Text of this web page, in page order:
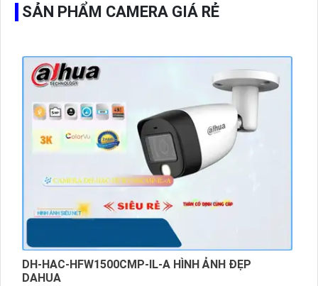
SẢN PHẨM CAMERA GIÁ RẺ
DH-HAC-HFW1500CMP-IL-A HÌNH ẢNH ĐẸP
DAHUA